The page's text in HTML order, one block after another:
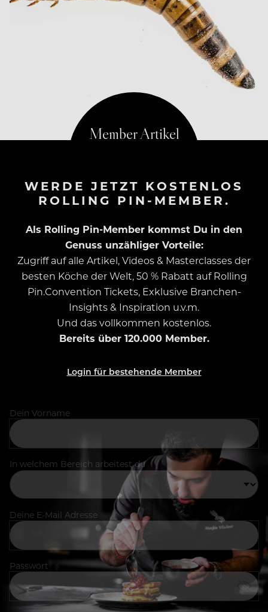
WERDE JETZT KOSTENLOS
ROLLING PIN-MEMBER.
Als Rolling Pin-Member kommst Du in den
Genuss unzähliger Vorteile:
Zugriff auf alle Artikel, Videos & Masterclasses der
besten Köche der Welt, 50 % Rabatt auf Rolling
Pin.Convention Tickets, Exklusive Branchen-
Insights & Inspiration u.v.m.
Und das vollkommen kostenlos.
Bereits über 120.000 Member.
Login für bestehende Member
Dein Vorname
In welchem Bereich arbeitest du
Deine E-Mail Adresse
Passwort